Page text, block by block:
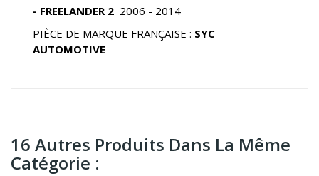
- FREELANDER 2 2006 - 2014
PIÈCE DE MARQUE FRANÇAISE : SYC
AUTOMOTIVE
16 Autres Produits Dans La Même
Catégorie :